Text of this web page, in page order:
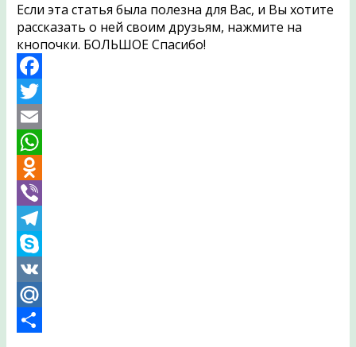
Если эта статья была полезна для Вас, и Вы хотите
рассказать о ней своим друзьям, нажмите на
кнопочки. БОЛЬШОЕ Спасибо!
Facebook
Twitter
Email
WhatsApp
Odnoklassniki
Viber
Telegram
Skype
VK
Mail.Ru